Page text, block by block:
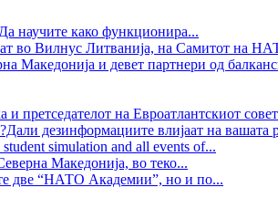
научите како функционира...
во Вилнус Литванија, на Самитот на
Македонија и девет партнери од
претседателот на Евроатлантскиот
дезинформациите влијаат на вашата
simulation and all events of...
Македонија, во теко...
две “НАТО Академии”, но и по...